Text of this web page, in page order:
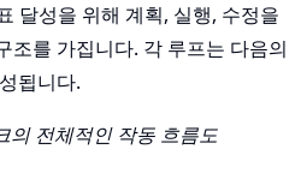
달성을 위해 계획, 실행, 수정을
조를 가집니다. 각 루프는 다음의
됩니다.
의 전체적인 작동 흐름도